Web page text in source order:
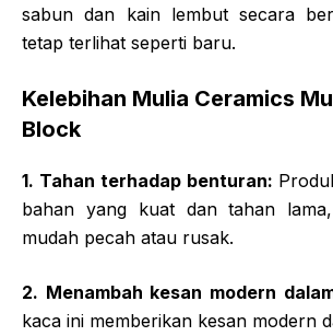
sabun dan kain lembut secara
tetap terlihat seperti baru.
Kelebihan Mulia Ceramics
Block
1. Tahan terhadap benturan:
bahan yang kuat dan tahan
mudah pecah atau rusak.
2. Menambah kesan modern
kaca ini memberikan kesan modern